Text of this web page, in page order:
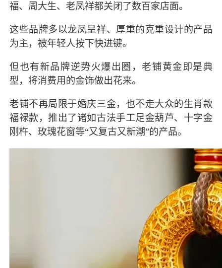
福、周大生、老凤祥都关闭了数百家店面。
这些品牌多以龙凤呈祥、厚重的克重设计的产品
为主，被年轻人按下快进键。
但也有新品牌逆势火爆出圈，老铺黄金即是典
型，将消费用的金饰做出花来。
老铺不再局限于婚庆三金，也不走大众的生肖款
福禄款，推出了诸如古法手工足金葫芦、十字金
刚杵、玫瑰花窗等“又复古又新潮”的产品。